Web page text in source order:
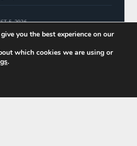
5, 2026
slavi Dan pobjede i
branitelja
you the best experience on our
which cookies we are using or
.